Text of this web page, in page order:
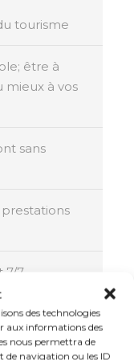
des technologies
aux informations des
nous permettra de
de navigation ou les ID
tourisme
être à
à vos
sans
7/7
:
et IATA
et détente
de l’océan
: des
du Sri
qui ravira
passionnés de
l’Asie, vous